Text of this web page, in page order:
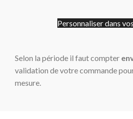
Personnaliser dans
Selon la période il faut compter
validation de votre commande
mesure.